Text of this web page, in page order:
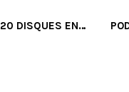
20 DISQUES EN…